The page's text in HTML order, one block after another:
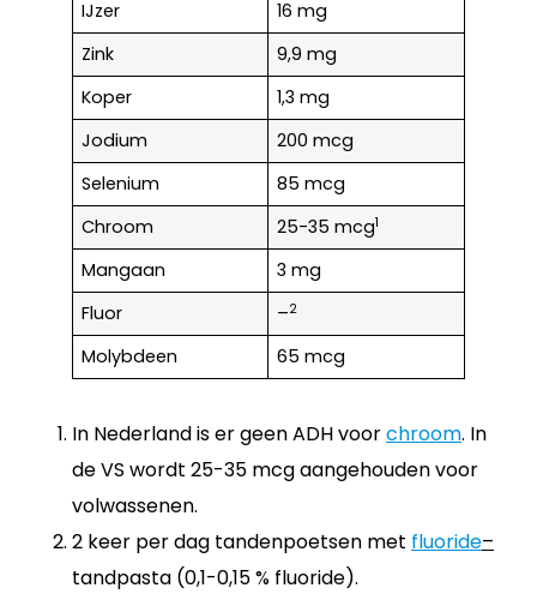
IJzer
16 mg
Zink
9,9 mg
Koper
1,3 mg
Jodium
200 mcg
Selenium
85 mcg
Chroom
25-35 mcg1
Mangaan
3 mg
Fluor
–2
Molybdeen 65 mcg
In Nederland is er geen ADH voorchroom. In
de VS wordt 25-35 mcg aangehouden voor
volwassenen.
2 keer per dag tandenpoetsen met fluoride–
tandpasta (0,1-0,15 % fluoride).